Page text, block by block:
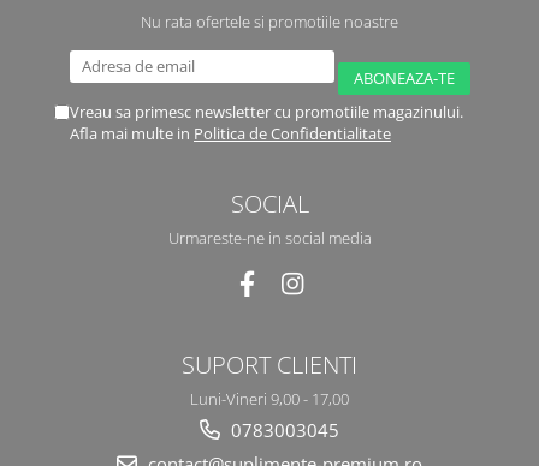
Nu rata ofertele si promotiile noastre
Vreau sa primesc newsletter cu promotiile magazinului.
Afla mai multe in Politica de Confidentialitate
SOCIAL
Urmareste-ne in social media
SUPORT CLIENTI
Luni-Vineri 9,00 - 17,00
0783003045